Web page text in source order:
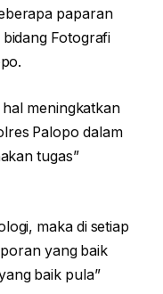
paparan
Fotografi
hal meningkatkan
Palopo dalam
tugas”
maka di setiap
yang baik
baik pula”